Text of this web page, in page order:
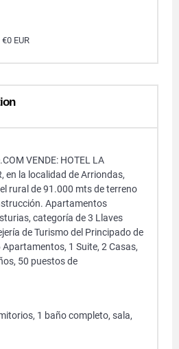
€0 EUR
VENDE: HOTEL LA
en la localidad de Arriondas,
rural de 91.000 mts de terreno
Apartamentos
categoría de 3 Llaves
de Turismo del Principado de
1 Suite, 2 Casas,
50 puestos de
1 baño completo, sala,